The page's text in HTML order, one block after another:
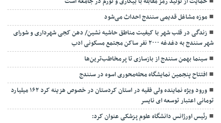
موزه مشاغل قدیمی سنندج احداث می‌شود
زندگی در قلب شهر با کیفیت مناطق حاشیه نشین/ دهن کجی شهرداری و شورای
شهر سنندج به دغدغه ۲۰۰۰ نفر ساکن مجتمع مسکونی ادب
سینما بهمن سنندج از بازسازی تا پرمخاطب‌ترین‌ها
افتتاح پنجمین نمایشگاه محله‌محوری اسوه در سنندج
ورود ویژه نماینده ولی فقیه در استان کردستان در خصوص هزینه کرد ۱۶۲ میلیارد
تومانی اعتبار توسعه ای نایسر
رئیس اورژانس دانشگاه علوم پزشکی عنوان کرد: